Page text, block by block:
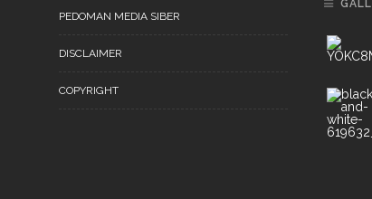
PEDOMAN MEDIA SIBER
DISCLAIMER
COPYRIGHT